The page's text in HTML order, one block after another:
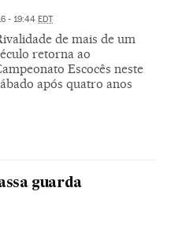
- 19:44 EDT
de mais de um
retorna ao
Escocês neste
após quatro anos
guarda